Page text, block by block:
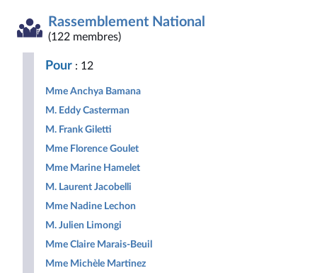
République
-
Nouveau
Front
Démocrate
Républicaine
des
non
Rassemblement National
(122 membres)
Pour : 12
Mme Anchya Bamana
M. Eddy Casterman
M. Frank Giletti
Mme Florence Goulet
Mme Marine Hamelet
M. Laurent Jacobelli
Mme Nadine Lechon
M. Julien Limongi
Mme Claire Marais-Beuil
Mme Michèle Martinez